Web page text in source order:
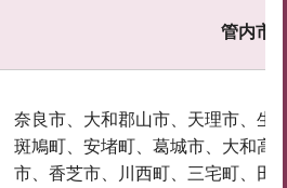
管内市
奈良市、大和郡山市、天理市、生
斑鳩町、安堵町、葛城市、大和高
市、香芝市、川西町、三宅町、